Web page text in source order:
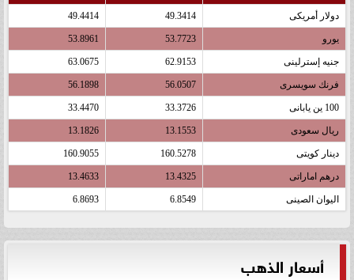
دولار أمريكى 49.3414
49.4414
يورو 53.7723
53.8961
جنيه إسترلينى 62.9153
63.0675
فرنك سويسرى 56.0507
56.1898
100 ين يابانى 33.3726
33.4470
ريال سعودى 13.1553
13.1826
دينار كويتى 160.5278
160.9055
درهم اماراتى 13.4325
13.4633
اليوان الصينى 6.8549
6.8693
أسعار الذهب